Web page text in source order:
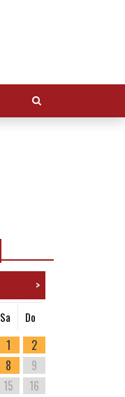
Cerca:
>
Sa Do
1
2
8
9
15
16